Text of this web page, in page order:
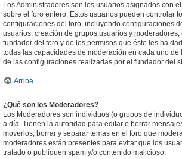
Los Administradores son los usuarios asignados con
sobre el foro entero. Estos usuarios pueden controlar
configuraciones del foro, incluyendo configuraciones
usuarios, creación de grupos usuarios y moderadores,
fundador del foro y de los permisos que éste les ha
todas las capacidades de moderación en cada uno
de las configuraciones realizadas por el fundador del
Arriba
¿Qué son los Moderadores?
Los Moderadores son individuos (o grupos de
a día. Tienen la autoridad para editar o borrar
moverlos, borrar y separar temas en el foro que
moderadores están presentes para evitar que los
tratado o publiquen spam y/o contenido malicioso.